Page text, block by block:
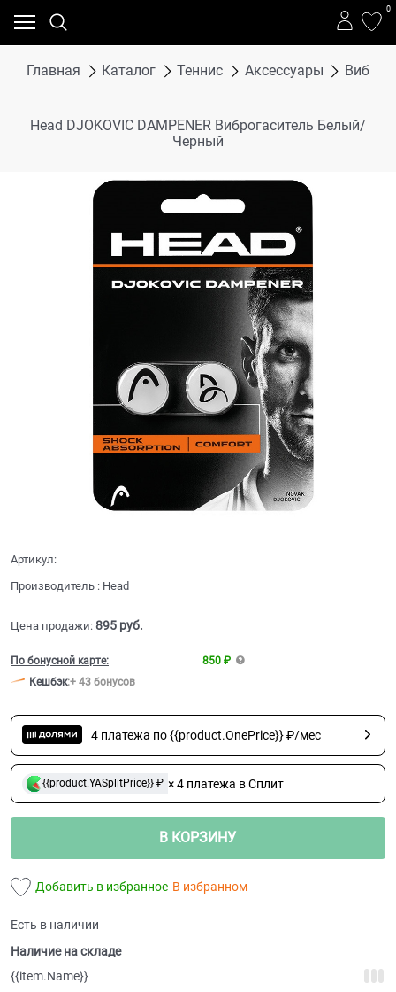
0
Главная Каталог Теннис Аксессуары
Head DJOKOVIC DAMPENER Виброгаситель Белый/
Черный
Артикул:
Производитель : Head
Цена продажи: 895 руб.
По бонусной карте:
850 ₽
Кешбэк:+ 43 бонусов
4 платежа по {{product.OnePrice}} ₽/мес
{{product.YASplitPrice}} ₽ × 4 платежа в Сплит
В КОРЗИНУ
Добавить в избранное В избранном
Есть в наличии
Наличие на складе
{{item.Name}}